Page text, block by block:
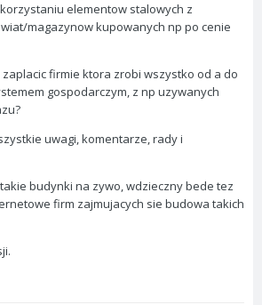
elementow stalowych z
magazynow kupowanych np po cenie
firmie ktora zrobi wszystko od a do
gospodarczym, z np uzywanych
uwagi, komentarze, rady i
budynki na zywo, wdzieczny bede tez
firm zajmujacych sie budowa takich